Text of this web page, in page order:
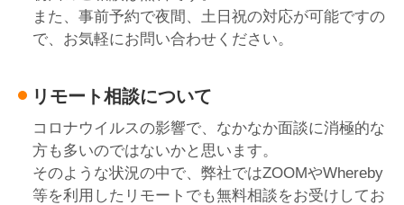
また、事前予約で夜間、土日祝の対応が可能ですの
で、お気軽にお問い合わせください。
リモート相談について
コロナウイルスの影響で、なかなか面談に消極的な
方も多いのではないかと思います。
そのような状況の中で、弊社ではZOOMやWhereby
等を利用したリモートでも無料相談をお受けしてお